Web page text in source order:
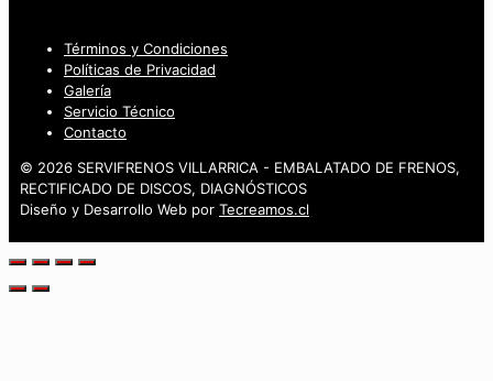
Términos y Condiciones
Políticas de Privacidad
Galería
Servicio Técnico
Contacto
© 2026 SERVIFRENOS VILLARRICA - EMBALATADO DE FRENOS,
RECTIFICADO DE DISCOS, DIAGNÓSTICOS
Diseño y Desarrollo Web por Tecreamos.cl